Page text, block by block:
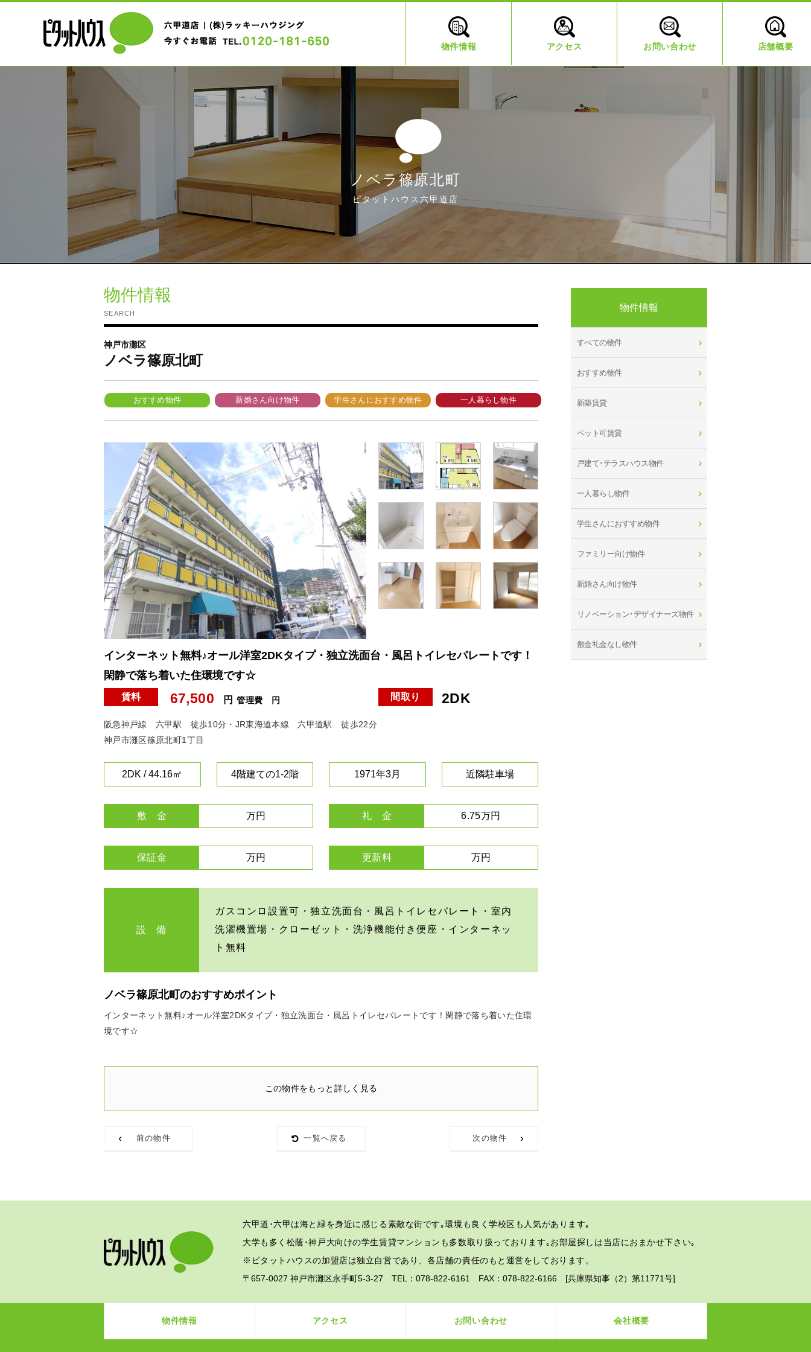
物件情報 アクセス お問い合わせ 店舗概要
ノベラ篠原北町
ピタットハウス六甲道店
物件情報
SEARCH
神戸市灘区
ノベラ篠原北町
おすすめ物件 新婚さん向け物件 学生さんにおすすめ物件 一人暮らし物件
インターネット無料♪オール洋室2DKタイプ・独立洗面台・風呂トイレセパレートです！
閑静で落ち着いた住環境です☆
賃料 67,500 円 管理費 円 間取り 2DK
阪急神戸線 六甲駅 徒歩10分・JR東海道本線 六甲道駅 徒歩22分
神戸市灘区篠原北町1丁目
2DK / 44.16㎡ 4階建ての1-2階 1971年3月 近隣駐車場
敷 金 万円 礼 金 6.75万円
保証金 万円 更新料 万円
設 備
ガスコンロ設置可・独立洗面台・風呂トイレセパレート・室内
洗濯機置場・クローゼット・洗浄機能付き便座・インターネッ
ト無料
ノベラ篠原北町のおすすめポイント
インターネット無料♪オール洋室2DKタイプ・独立洗面台・風呂トイレセパレートです！閑静で落ち着いた住環
境です☆
この物件をもっと詳しく見る
前の物件 一覧へ戻る 次の物件
物件情報
すべての物件
おすすめ物件
新築賃貸
ペット可賃貸
戸建て･テラスハウス物件
一人暮らし物件
学生さんにおすすめ物件
ファミリー向け物件
新婚さん向け物件
リノベーション･デザイナーズ物件
敷金礼金なし物件
六甲道･六甲は海と緑を身近に感じる素敵な街です｡環境も良く学校区も人気があります｡
大学も多く松蔭･神戸大向けの学生賃貸マンションも多数取り扱っております｡お部屋探しは当店におまかせ下さい｡
※ピタットハウスの加盟店は独立自営であり、各店舗の責任のもと運営をしております。
〒657-0027 神戸市灘区永手町5-3-27 TEL：078-822-6161 FAX：078-822-6166 [兵庫県知事（2）第11771号]
物件情報 アクセス お問い合わせ 会社概要